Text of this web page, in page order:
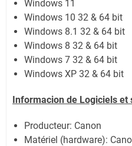
Windows 11
Windows 10 32 & 64 bit
Windows 8.1 32 & 64 bit
Windows 8 32 & 64 bit
Windows 7 32 & 64 bit
Windows XP 32 & 64 bit
Informacion de Logiciels et
Producteur: Canon
Matériel (hardware):